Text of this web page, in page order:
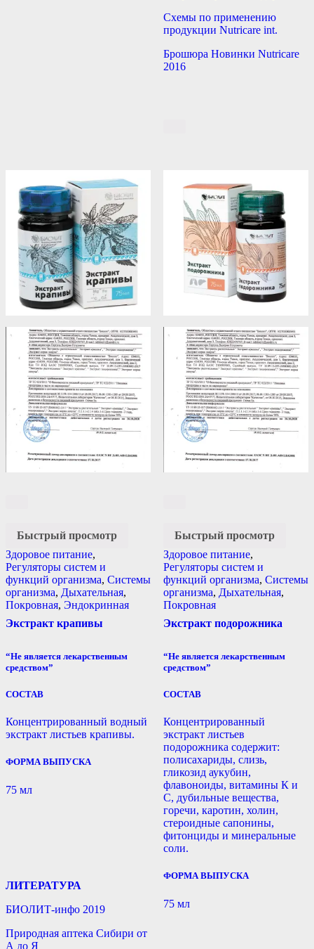
Схемы по применению
продукции Nutricare int.
Брошюра Новинки Nutricare
2016
Быстрый просмотр
Здоровое питание,
Регуляторы систем и
функций организма, Системы
организма, Дыхательная,
Покровная, Эндокринная
Экстракт крапивы
“Не является лекарственным
средством”
СОСТАВ
Концентрированный водный
экстракт листьев крапивы.
ФОРМА ВЫПУСКА
75 мл
ЛИТЕРАТУРА
БИОЛИТ-инфо 2019
Природная аптека Сибири от
А до Я
Быстрый просмотр
Здоровое питание,
Регуляторы систем и
функций организма, Системы
организма, Дыхательная,
Покровная
Экстракт подорожника
“Не является лекарственным
средством”
СОСТАВ
Концентрированный
экстракт листьев
подорожника содержит:
полисахариды, слизь,
гликозид аукубин,
флавоноиды, витамины К и
С, дубильные вещества,
горечи, каротин, холин,
стероидные сапонины,
фитонциды и минеральные
соли.
ФОРМА ВЫПУСКА
75 мл